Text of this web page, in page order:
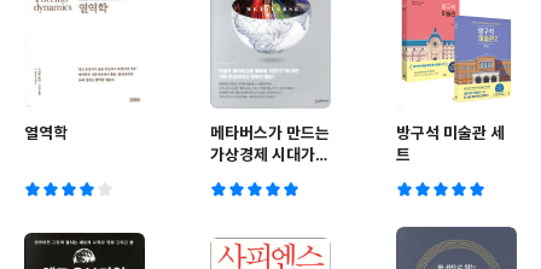
열역학
메타버스가 만드는
가상경제 시대가
방구석 미술관 세
트